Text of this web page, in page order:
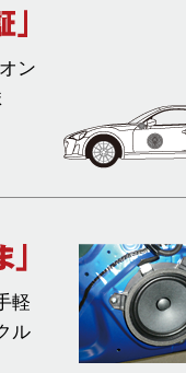
ン
軽
ル